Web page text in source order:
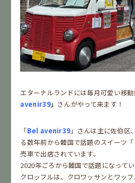
エターナルランドには毎月可愛い移
avenir39」 さんがやって来ます！
「Bel avenir39 」さんは主に佐伯区
る数年前から韓国で話題のスイーツ「
売車で出店されています。
2020年ごろから韓国で話題になって
クロッフルは、クロワッサンとワッ